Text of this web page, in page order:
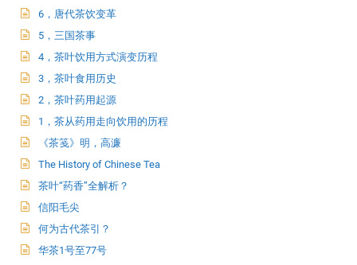
6，唐代茶饮变革
5，三国茶事
4，茶叶饮用方式演变历程
3，茶叶食用历史
2，茶叶药用起源
1，茶从药用走向饮用的历程
《茶笺》明，高濂
The History of Chinese Tea
茶叶“药香”全解析？
信阳毛尖
何为古代茶引？
华茶1号至77号